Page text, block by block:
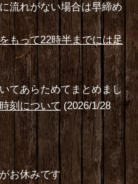
流れがない場合は早締め
もって22時半までには足
てあらためてまとめまし
刻について(2026/1/28
お休みです